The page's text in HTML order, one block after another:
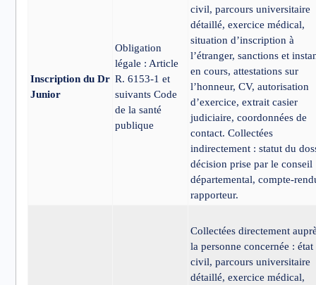
Inscription du Dr
Junior
Obligation
légale : Article
R. 6153-1 et
suivants Code
de la santé
publique
civil, parcours universitaire
détaillé, exercice médical,
situation d’inscription à
l’étranger, sanctions et
en cours, attestations sur
l’honneur, CV, autorisation
d’exercice, extrait casier
judiciaire, coordonnées de
contact. Collectées
indirectement : statut du
décision prise par le conseil
départemental, compte-
rapporteur.
Collectées directement
la personne concernée : état
civil, parcours universitaire
détaillé, exercice médical,